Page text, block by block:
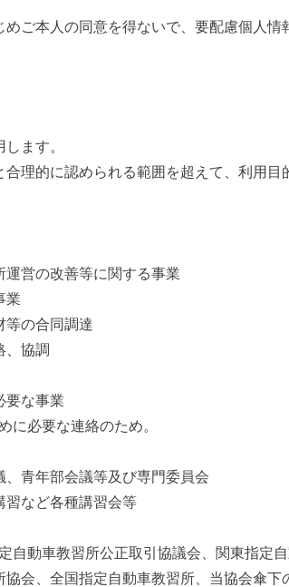
ご本人の同意を得ないで、要配慮個人情
ます。
理的に認められる範囲を超えて、利用目
営の改善等に関する事業
業
の合同調達
、協調
要な事業
必要な連絡のため。
青年部会議等及び専門委員会
など各種講習会等
自動車教習所公正取引協議会、関東指定
会、全国指定自動車教習所、当協会傘下